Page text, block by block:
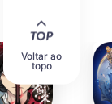
Voltar ao
topo